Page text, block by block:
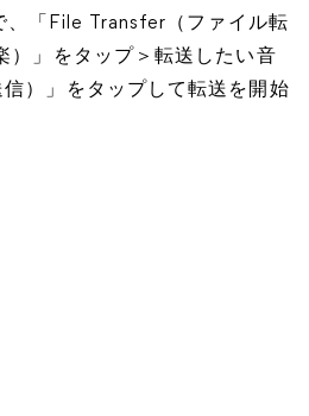
、「File Transfer（ファイル転
）」をタップ＞転送したい音
）」をタップして転送を開始